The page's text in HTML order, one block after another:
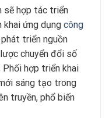
sẽ hợp tác triển
khai ứng dụng công
triển nguồn
chuyển đổi số
hợp triển khai
sáng tạo trong
truyền, phổ biến